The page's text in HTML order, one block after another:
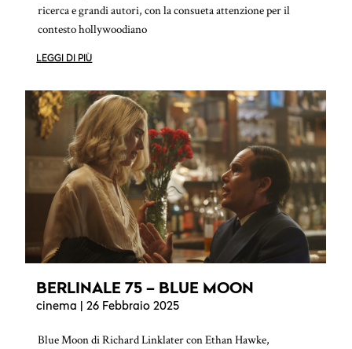
ricerca e grandi autori, con la consueta attenzione per il
contesto hollywoodiano
LEGGI DI PIÙ
BERLINALE 75 – BLUE MOON
cinema | 26 Febbraio 2025
Blue Moon di Richard Linklater con Ethan Hawke,